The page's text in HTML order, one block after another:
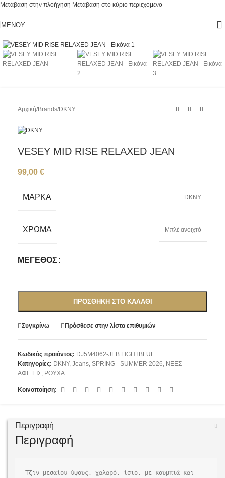
Μετάβαση στην πλοήγηση Μετάβαση στο κύριο περιεχόμενο
ΜΕΝΟΎ
Αρχική/Brands/DKNY
VESEY MID RISE RELAXED JEAN
99,00 €
ΜΆΡΚΑ DKNY
ΧΡΏΜΑ Μπλέ ανοιχτό
ΜΈΓΕΘΟΣ
ΠΡΟΣΘΉΚΗ ΣΤΟ ΚΑΛΆΘΙ
Συγκρίνω Πρόσθεσε στην λίστα επιθυμιών
Κωδικός προϊόντος: DJ5M4062-JEB LIGHTBLUE
Κατηγορίες: DKNY, Jeans SPRING - SUMMER 2026 ΝΕΕΣ
ΑΦΙΞΕΙΣ ΡΟΥΧΑ
Κοινοποίηση:
Περιγραφή
Περιγραφή
Τζιν μεσαίου ύψους, χαλαρό, ίσιο, με κουμπιά και